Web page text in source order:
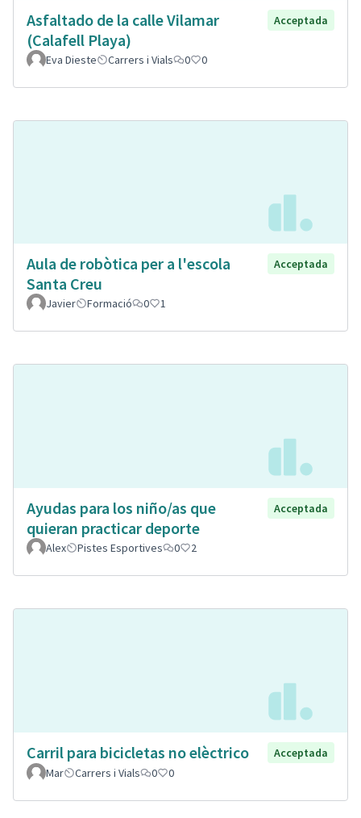
Asfaltado de la calle Vilamar
(Calafell Playa)
Acceptada
Eva Dieste Carrers i Vials 0 0
Aula de robòtica per a l'escola
Santa Creu
Acceptada
Javier Formació 0 1
Ayudas para los niño/as que
quieran practicar deporte
Acceptada
Alex Pistes Esportives 0 2
Carril para bicicletas no elèctrico
Acceptada
Mar
Carrers i Vials 0 0